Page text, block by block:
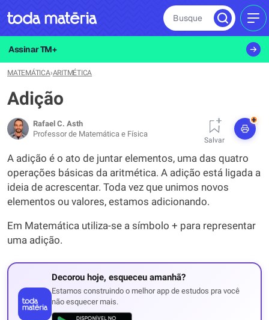
Busque
Assinar TM+
MATEMÁTICA›ARITMÉTICA
Adição
Rafael C. Asth
Professor de Matemática e Física
Salvar
+
A adição é o ato de juntar elementos, uma das quatro
operações básicas da aritmética. A adição está ligada a
ideia de acrescentar. Toda vez que unimos novos
elementos ou valores, estamos adicionando.
Em Matemática utiliza-se a símbolo + para representar
uma adição.
Decorou hoje, esqueceu amanhã?
Estamos construindo o melhor app de estudos pra você
não esquecer mais.